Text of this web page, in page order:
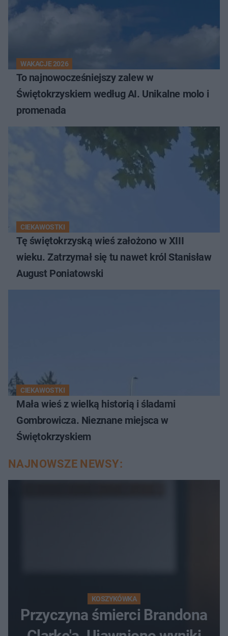
WAKACJE 2026
To najnowocześniejszy zalew w
Świętokrzyskiem według AI. Unikalne molo i
promenada
CIEKAWOSTKI
Tę świętokrzyską wieś założono w XIII
wieku. Zatrzymał się tu nawet król Stanisław
August Poniatowski
CIEKAWOSTKI
Mała wieś z wielką historią i śladami
Gombrowicza. Nieznane miejsca w
Świętokrzyskiem
NAJNOWSZE NEWSY:
KOSZYKÓWKA
Przyczyna śmierci Brandona